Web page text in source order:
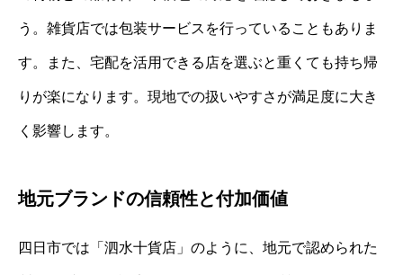
う。雑貨店では包装サービスを行っていることもありま
す。また、宅配を活用できる店を選ぶと重くても持ち帰
りが楽になります。現地での扱いやすさが満足度に大き
く影響します。
地元ブランドの信頼性と付加価値
四日市では「泗水十貨店」のように、地元で認められた